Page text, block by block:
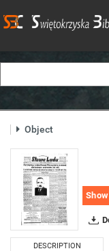
Object
DESCRIPTION